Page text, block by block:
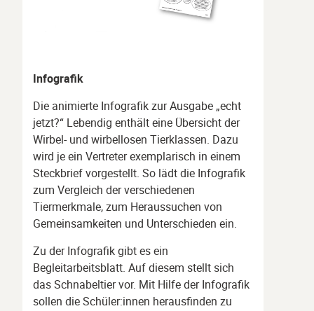
Infografik
Die animierte Infografik zur Ausgabe „echt
jetzt?“ Lebendig enthält eine Übersicht der
Wirbel- und wirbellosen Tierklassen. Dazu
wird je ein Vertreter exemplarisch in einem
Steckbrief vorgestellt. So lädt die Infografik
zum Vergleich der verschiedenen
Tiermerkmale, zum Heraussuchen von
Gemeinsamkeiten und Unterschieden ein.
Zu der Infografik gibt es ein
Begleitarbeitsblatt. Auf diesem stellt sich
das Schnabeltier vor. Mit Hilfe der Infografik
sollen die Schüler:innen herausfinden zu